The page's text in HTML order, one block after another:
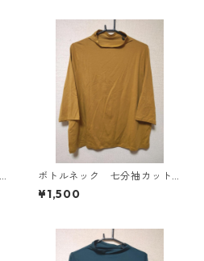
ボトルネック 七分袖カット
ソー ４Ｌ マスタード KA
E-4818
¥1,500